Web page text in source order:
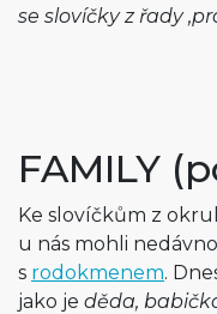
se slovíčky z řady
FAMILY
Ke slovíčkům z
u nás mohli
s rodokmenem.
jako je děda,